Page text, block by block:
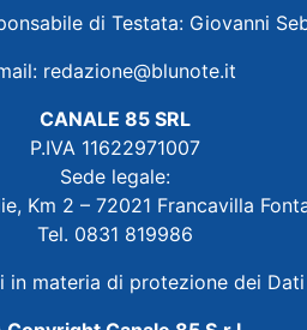
di Testata: Giovanni
redazione@blunote.it
CANALE 85 SRL
P.IVA 11622971007
Sede legale:
Km 2 – 72021 Francavilla
Tel. 0831 819986
in materia di protezione dei Dati